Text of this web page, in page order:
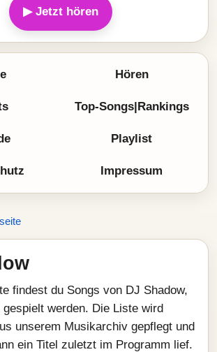
▶ Jetzt hören
Hören
Top-Songs|Rankings
Playlist
Impressum
findest du Songs von DJ Shadow,
gespielt werden. Die Liste wird
unserem Musikarchiv gepflegt und
ein Titel zuletzt im Programm lief.